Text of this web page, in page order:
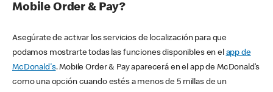
Mobile Order & Pay?
Asegúrate de activar los servicios de localización para que
podamos mostrarte todas las funciones disponibles en el app de
McDonald's. Mobile Order & Pay aparecerá en el app de McDonald’s
como una opción cuando estés a menos de 5 millas de un